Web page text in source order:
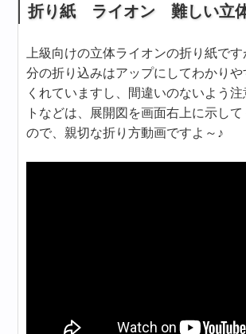
折り紙 ライオン 難しい立
上級向けの立体ライオンの折り紙で
分の折り込みはアップにしてわかりや
くれていますし、間違いのないよう
トなどは、展開図を画面右上に示し
ので、親切な折り方動画ですよ～♪